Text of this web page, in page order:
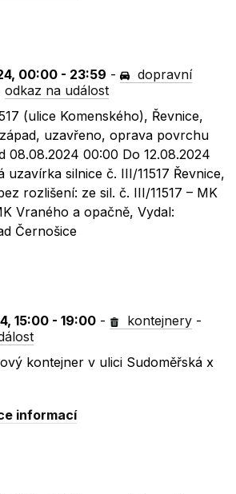
00:00 - 23:59 -
dopravní
odkaz na událost
(ulice Komenského), Řevnice,
uzavřeno, oprava povrchu
08.08.2024 00:00 Do 12.08.2024
uzavírka silnice č. III/11517 Řevnice,
rozlišení: ze sil. č. III/11517 – MK
Vraného a opačně, Vydal:
Černošice
15:00 - 19:00 - kontejnery -
kontejner v ulici Sudoměřská x
informací